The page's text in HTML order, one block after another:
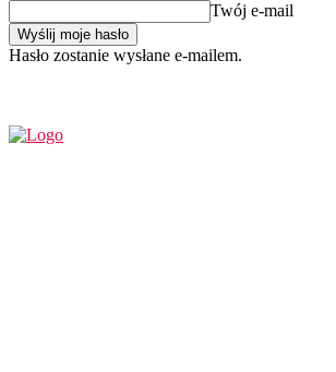
Twój e-mail
Hasło zostanie wysłane e-mailem.